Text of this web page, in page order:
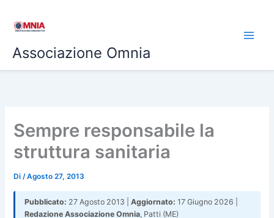
Associazione Omnia
Sempre responsabile la
struttura sanitaria
Di/Agosto 27, 2013
Pubblicato: 27 Agosto 2013 |Aggiornato: 17 Giugno 2026 |
Redazione Associazione Omnia, Patti (ME)